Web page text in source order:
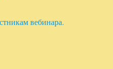
вебинара.